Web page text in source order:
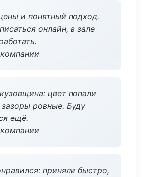
и понятный подход.
онлайн, в зале
цвет попали
зазоры ровные. Буду
ещё.
приняли быстро,